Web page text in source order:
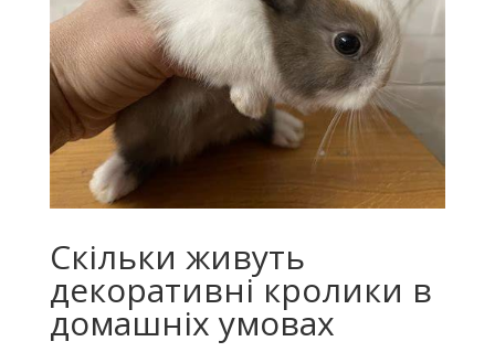
Скільки живуть
декоративні кролики в
домашніх умовах